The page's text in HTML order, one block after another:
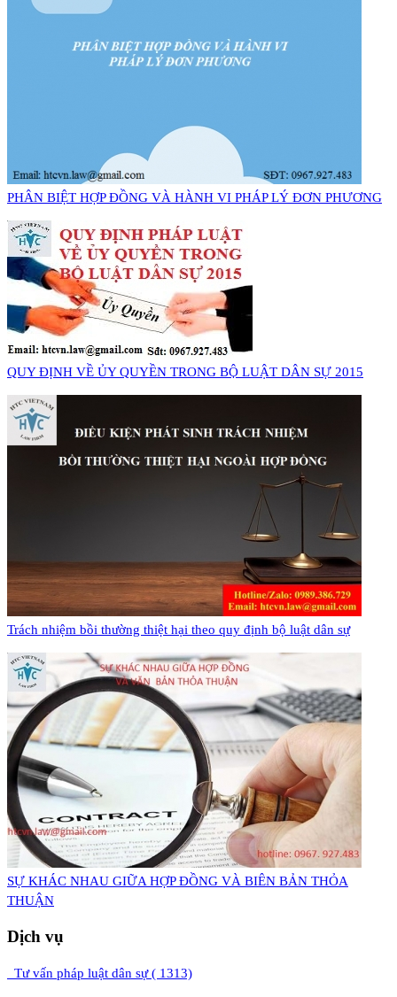
PHÂN BIỆT HỢP ĐỒNG VÀ HÀNH VI PHÁP LÝ ĐƠN PHƯƠNG
QUY ĐỊNH VỀ ỦY QUYỀN TRONG BỘ LUẬT DÂN SỰ 2015
Trách nhiệm bồi thường thiệt hại theo quy định bộ luật dân sự
​SỰ KHÁC NHAU GIỮA HỢP ĐỒNG VÀ BIÊN BẢN THỎA
THUẬN
Dịch vụ
Tư vấn pháp luật dân sự ( 1313)